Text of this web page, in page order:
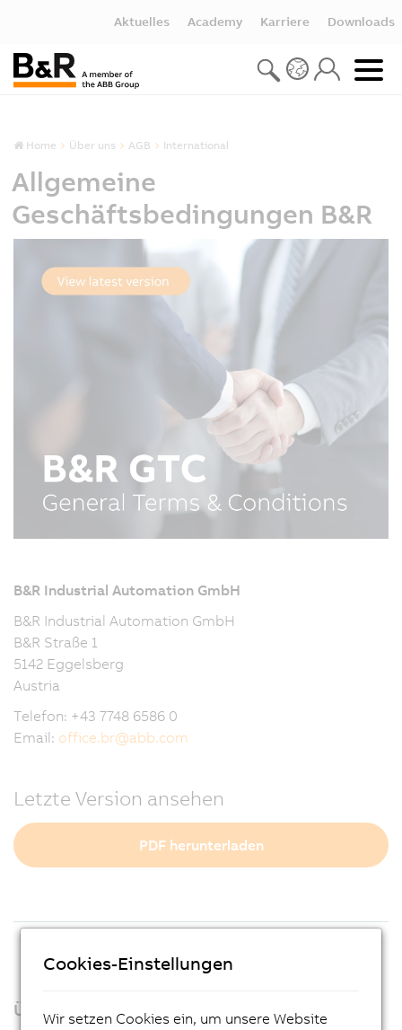
Aktuelles Academy Karriere Downloads
Home Über uns AGB International
Allgemeine
Geschäftsbedingungen B&R
B&R Industrial Automation GmbH
B&R Industrial Automation GmbH
B&R Straße 1
5142 Eggelsberg
Austria
Telefon: +43 7748 6586 0
Email: office.br@abb.com
Letzte Version ansehen
PDF herunterladen
Über uns
Cookies-Einstellungen
Wir setzen Cookies ein, um unsere Website